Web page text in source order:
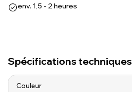
env. 1,5 - 2 heures
Spécifications techniques
Couleur